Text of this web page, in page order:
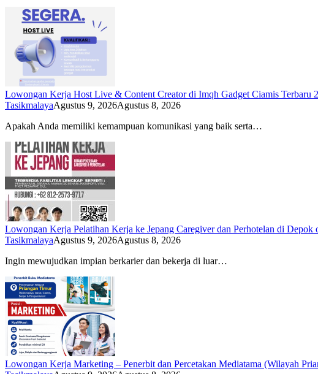
Lowongan Kerja Host Live & Content Creator di Imqh Gadget Ciamis Terbaru
TasikmalayaAgustus 9, 2026Agustus 8, 2026
Apakah Anda memiliki kemampuan komunikasi yang baik serta…
Lowongan Kerja Pelatihan Kerja ke Jepang Caregiver dan Perhotelan di
TasikmalayaAgustus 9, 2026Agustus 8, 2026
Ingin mewujudkan impian berkarier dan bekerja di luar…
Lowongan Kerja Marketing – Penerbit dan Percetakan Mediatama (Wilayah